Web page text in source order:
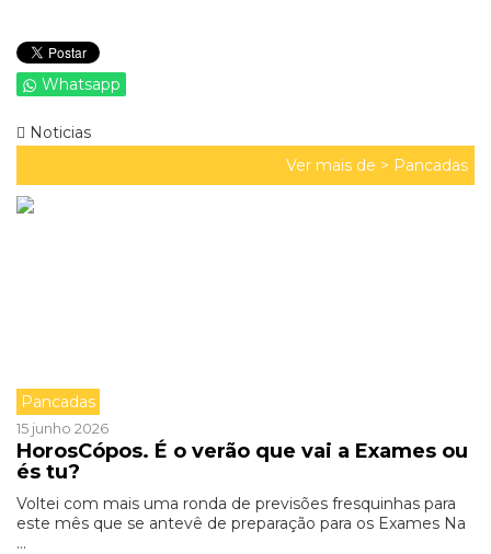
Whatsapp
Noticias
Ver mais de > Pancadas
Pancadas
15 junho 2026
HorosCópos. É o verão que vai a Exames ou
és tu?
Voltei com mais uma ronda de previsões fresquinhas para
este mês que se antevê de preparação para os Exames Na
...